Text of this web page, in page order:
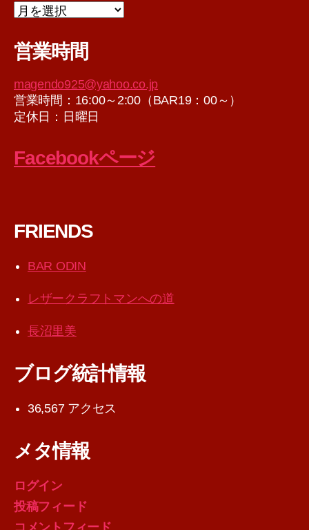
ア
ー
イ
営業時間
magendo925@yahoo.co.jp
営業時間：16:00～2:00（BAR19：00～）
定休日：日曜日
Facebookページ
FRIENDS
BAR ODIN
レザークラフトマンへの道
長沼里美
ブログ統計情報
36,567 アクセス
メタ情報
ログイン
投稿フィード
コメントフィード